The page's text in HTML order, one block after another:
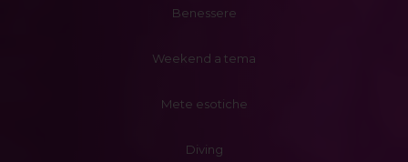
Benessere
Weekend a tema
Mete esotiche
Diving